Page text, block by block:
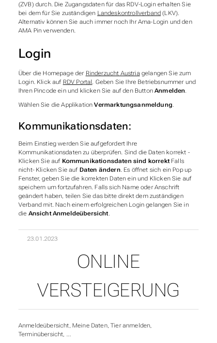
(ZVB) durch. Die Zugangsdaten für das RDV-Login erhalten Sie
bei dem für Sie zuständigen Landeskontrollverband (LKV).
Alternativ können Sie auch immer noch Ihr Ama-Login und den
AMA Pin verwenden.
Login
Über die Homepage der Rinderzucht Austria gelangen Sie zum
Login. Klick auf RDV Portal . Geben Sie Ihre Betriebsnummer und
Ihren Pincode ein und klicken Sie auf den ButtonAnmelden
Wählen Sie die ApplikationVermarktungsanmeldung.
Kommunikationsdaten:
Beim Einstieg werden Sie aufgefordert Ihre
Kommunikationsdaten zu überprüfen. Sind die Daten korrekt -
Klicken Sie auf Kommunikationsdaten sind korrektFalls
nicht- Klicken Sie auf Daten ändern. Es öffnet sich ein Pop up
Fenster, geben Sie die korrekten Daten ein und Klicken Sie auf
speichern um fortzufahren. Falls sich Name oder Anschrift
geändert haben, teilen Sie das bitte direkt dem zuständigen
Verband mit. Nach einem erfolgreichen Login gelangen Sie in
die Ansicht Anmeldeübersicht.
23.01.2023
UNTERABSCHNITTE
ONLINE
VERSTEIGERUNG
Anmeldeübersicht, Meine Daten, Tier anmelden,
Terminübersicht, …